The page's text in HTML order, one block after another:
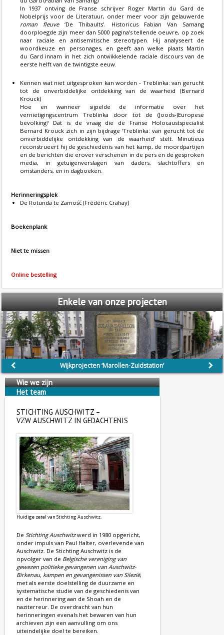
In 1937 ontving de Franse schrijver Roger Martin du Gard de
Nobelprijs voor de Literatuur, onder meer voor zijn gelauwerde
roman fleuve‘De Thibaults’. Historicus Fabian Van Samang
doorploegde zijn meer dan 5000 pagina’s tellende oeuvre, op zoek
naar raciale en antisemitische stereotypen. Hij analyseert de
woordkeuze en personages, en geeft aan welke plaats Martin
du Gard innam in het zich ontwikkelende raciale discours van de
eerste helft van de twintigste eeuw.
Kennen wat niet uitgesproken kan worden - Treblinka: van gerucht
tot de onverbiddelijke ontdekking van de waarheid (Bernard
Krouck)
Hoe en wanneer sijpelde de informatie over het
vernietigingscentrum Treblinka door tot de (Joods-)Europese
bevolking? Dat is de vraag die de Franse Holocaustspecialist
Bernard Krouck zich in zijn bijdrage ‘Treblinka: van gerucht tot de
onverbiddelijke ontdekking van de waarheid’ stelt. Minutieus
reconstrueert hij de geschiedenis van het kamp, de moordpartijen
en de berichten die erover verschenen in de pers en de gesproken
media, in getuigenverslagen van daders, slachtoffers en
omstanders, en in dagboeken.
Herinneringsplek
De Rotunda te Zamość (Frédéric Crahay)
Boekenplank
Niet te missen
Online bestelling
Enkelevan onze projecten
Wijkprojecten ‘Marollen-Zuidstation’
Wie we zijn
Het team
STICHTING AUSCHWITZ –
VZW AUSCHWITZ IN GEDACHTENIS
Huidige zetel van Stichting Auschwitz.
De Stichting Auschwitzwerd in 1980 opgericht,
onder impuls van Paul Halter, overlevende van
Auschwitz. De Stichting Auschwitz is de
opvolger van de Belgische vereniging van
gewezen politieke gevangenen van Auschwitz-
Birkenau, kampen en gevangenissen van Silezië,
met als eerste doelstelling de duurzame en
systematische studie van de geschiedenis van
en de herinnering aan de Shoah en de
naziterreur. De overdracht van hun
herinneringen evenals het bewaren van hun
archieven zijn een aanvulling om ons
uiteindelijke doel te bereiken.